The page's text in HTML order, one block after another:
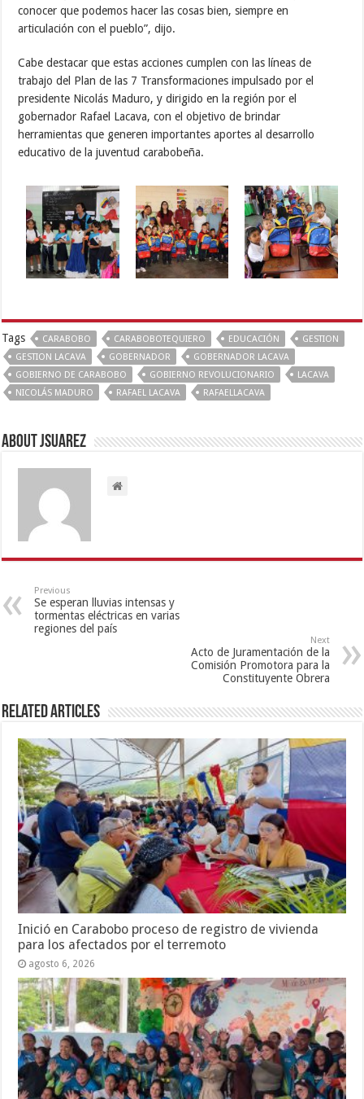
conocer que podemos hacer las cosas bien, siempre en
articulación con el pueblo”, dijo.
Cabe destacar que estas acciones cumplen con las líneas de
trabajo del Plan de las 7 Transformaciones impulsado por el
presidente Nicolás Maduro, y dirigido en la región por el
gobernador Rafael Lacava, con el objetivo de brindar
herramientas que generen importantes aportes al desarrollo
educativo de la juventud carabobeña.
Tags CARABOBO CARABOBOTEQUIERO EDUCACIÓN
GESTION
GESTION LACAVA
GOBERNADOR
GOBERNADOR LACAVA
GOBIERNO DE CARABOBO
GOBIERNO REVOLUCIONARIO
LACAVA
NICOLÁS MADURO
RAFAEL LACAVA RAFAELLACAVA
About Jsuarez
Previous
Se esperan lluvias intensas y
tormentas eléctricas en varias
regiones del país
Next
Acto de Juramentación de la
Comisión Promotora para la
Constituyente Obrera
Related Articles
Inició en Carabobo proceso de registro de vivienda
para los afectados por el terremoto
agosto 6, 2026